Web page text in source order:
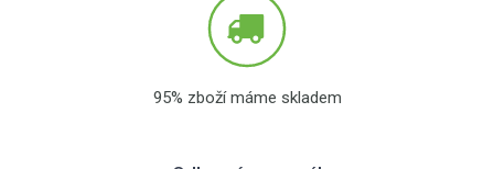
95% zboží máme skladem